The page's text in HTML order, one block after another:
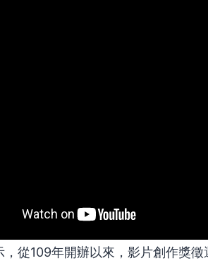
，從109年開辦以來，影片創作獎